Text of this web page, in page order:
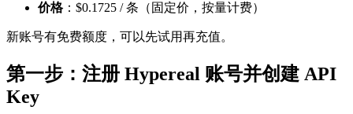
价格：$0.1725 / 条（固定价，按量计费）
新账号有免费额度，可以先试用再充值。
第一步：注册 Hypereal 账号并创建 API
Key